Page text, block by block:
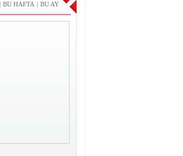
BU AY
|
BU HAFTA
|